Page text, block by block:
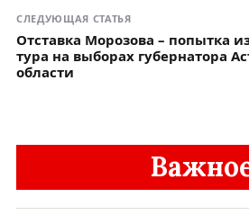
СЛЕДУЮЩАЯ СТАТЬЯ
Отставка Морозова – попытка
тура на выборах губернатора
области